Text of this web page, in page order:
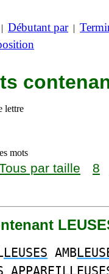
| Débutant par|
lettre
mots
par taille 8
LEUSES AMB
APPAREIL